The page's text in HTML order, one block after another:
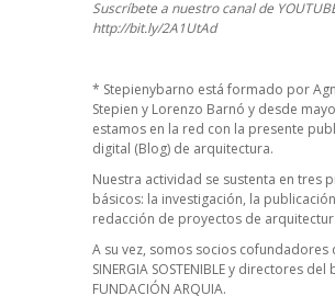
Suscríbete a nuestro canal de
http://bit.ly/2A1UtAd
* Stepienybarno está formado por
Stepien y Lorenzo Barnó y desde
estamos en la red con la presente
digital (Blog) de arquitectura.
Nuestra actividad se sustenta en tres
básicos: la investigación, la
redacción de proyectos de
A su vez, somos socios cofundadores
SINERGIA SOSTENIBLEy directores del
FUNDACIÓN ARQUIA.